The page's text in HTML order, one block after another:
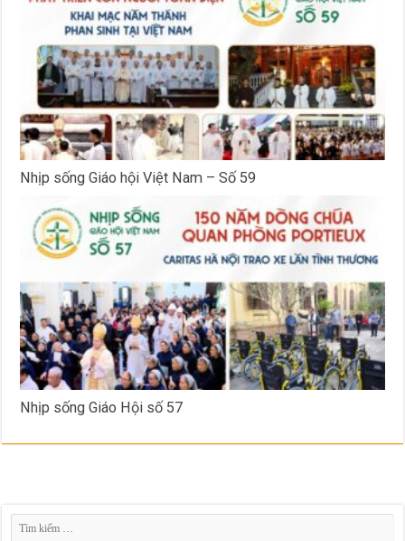
Nhịp sống Giáo hội Việt Nam – Số 59
Nhịp sống Giáo Hội số 57